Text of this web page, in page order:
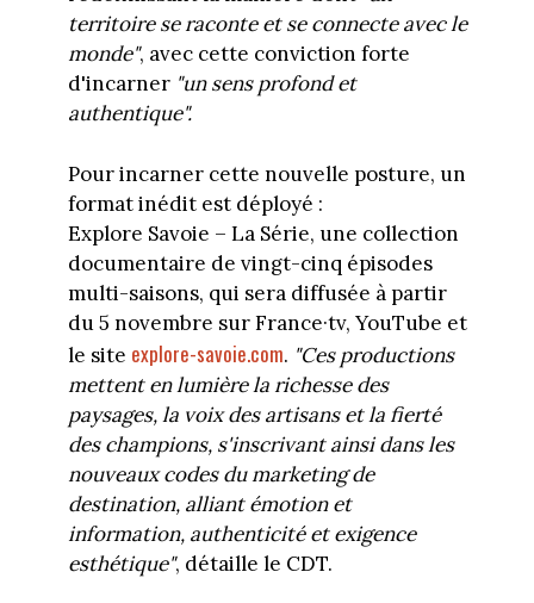
territoire se raconte et se connecte avec le
monde", avec cette conviction forte
d'incarner "un sens profond et
authentique".
Pour incarner cette nouvelle posture, un
format inédit est déployé :
Explore Savoie – La Série, une collection
documentaire de vingt-cinq épisodes
multi-saisons, qui sera diffusée à partir
du 5 novembre sur France·tv, YouTube et
le site explore-savoie.com. "Ces productions
mettent en lumière la richesse des
paysages, la voix des artisans et la fierté
des champions, s'inscrivant ainsi dans les
nouveaux codes du marketing de
destination, alliant émotion et
information, authenticité et exigence
esthétique", détaille le CDT.